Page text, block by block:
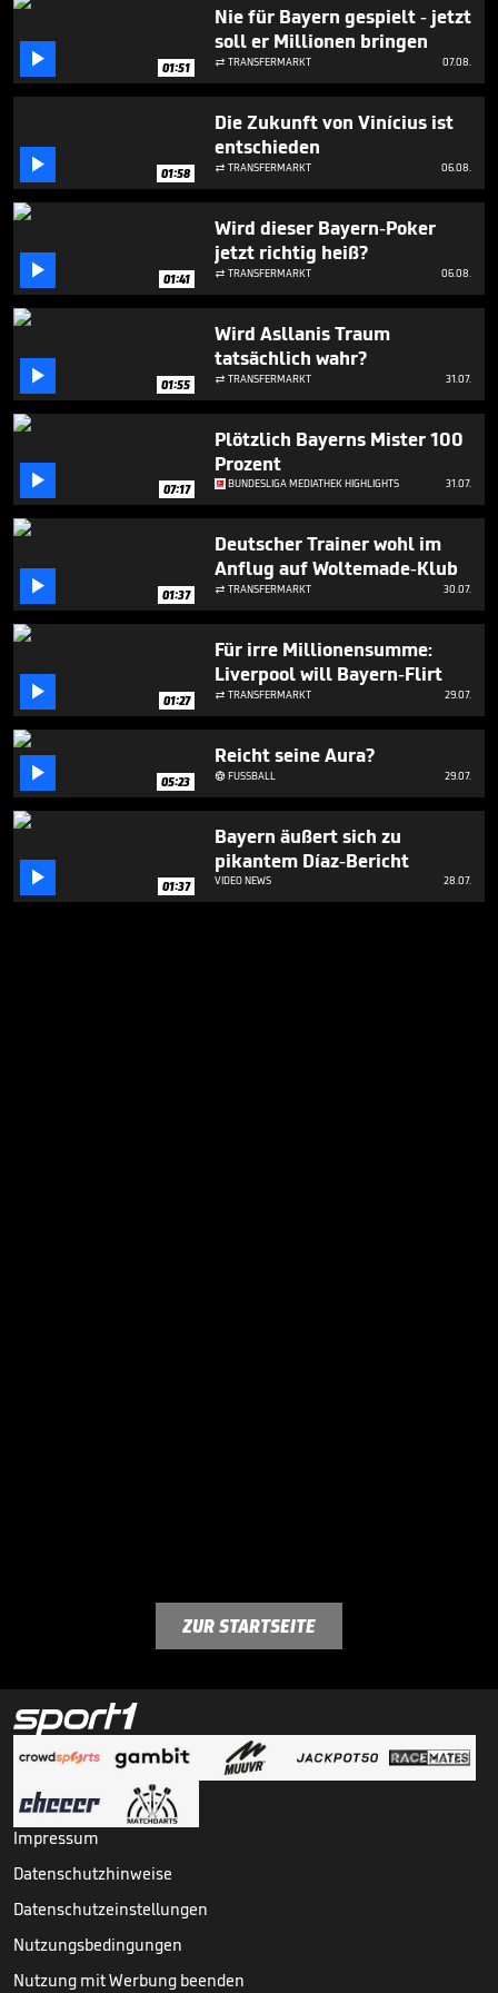
3
10
seconds
 01:51
Nie für Bayern gespielt - jetzt
soll er Millionen bringen
 TRANSFERMARKT 07.08.
 01:58
Die Zukunft von Vinícius ist
entschieden
 TRANSFERMARKT 06.08.
 01:41
Wird dieser Bayern-Poker
jetzt richtig heiß?
 TRANSFERMARKT 06.08.
 01:55
Wird Asllanis Traum
tatsächlich wahr?
 TRANSFERMARKT 31.07.
 07:17
Plötzlich Bayerns Mister 100
Prozent
BUNDESLIGA MEDIATHEK HIGHLIGHTS 31.07.
 01:37
Deutscher Trainer wohl im
Anflug auf Woltemade-Klub
 TRANSFERMARKT 30.07.
 01:27
Für irre Millionensumme:
Liverpool will Bayern-Flirt
 TRANSFERMARKT 29.07.
 05:23
Reicht seine Aura?
FUSSBALL 29.07.
 01:37
Bayern äußert sich zu
pikantem Díaz-Bericht
VIDEO NEWS 28.07.
ZUR STARTSEITE
Impressum
Datenschutzhinweise
Datenschutzeinstellungen
Nutzungsbedingungen
Nutzung mit Werbung beenden